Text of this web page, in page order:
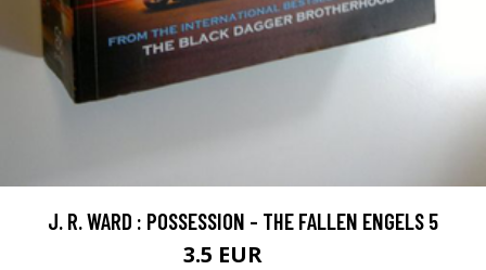
J. R. WARD : POSSESSION - THE FALLEN ENGELS 5
3.5 EUR